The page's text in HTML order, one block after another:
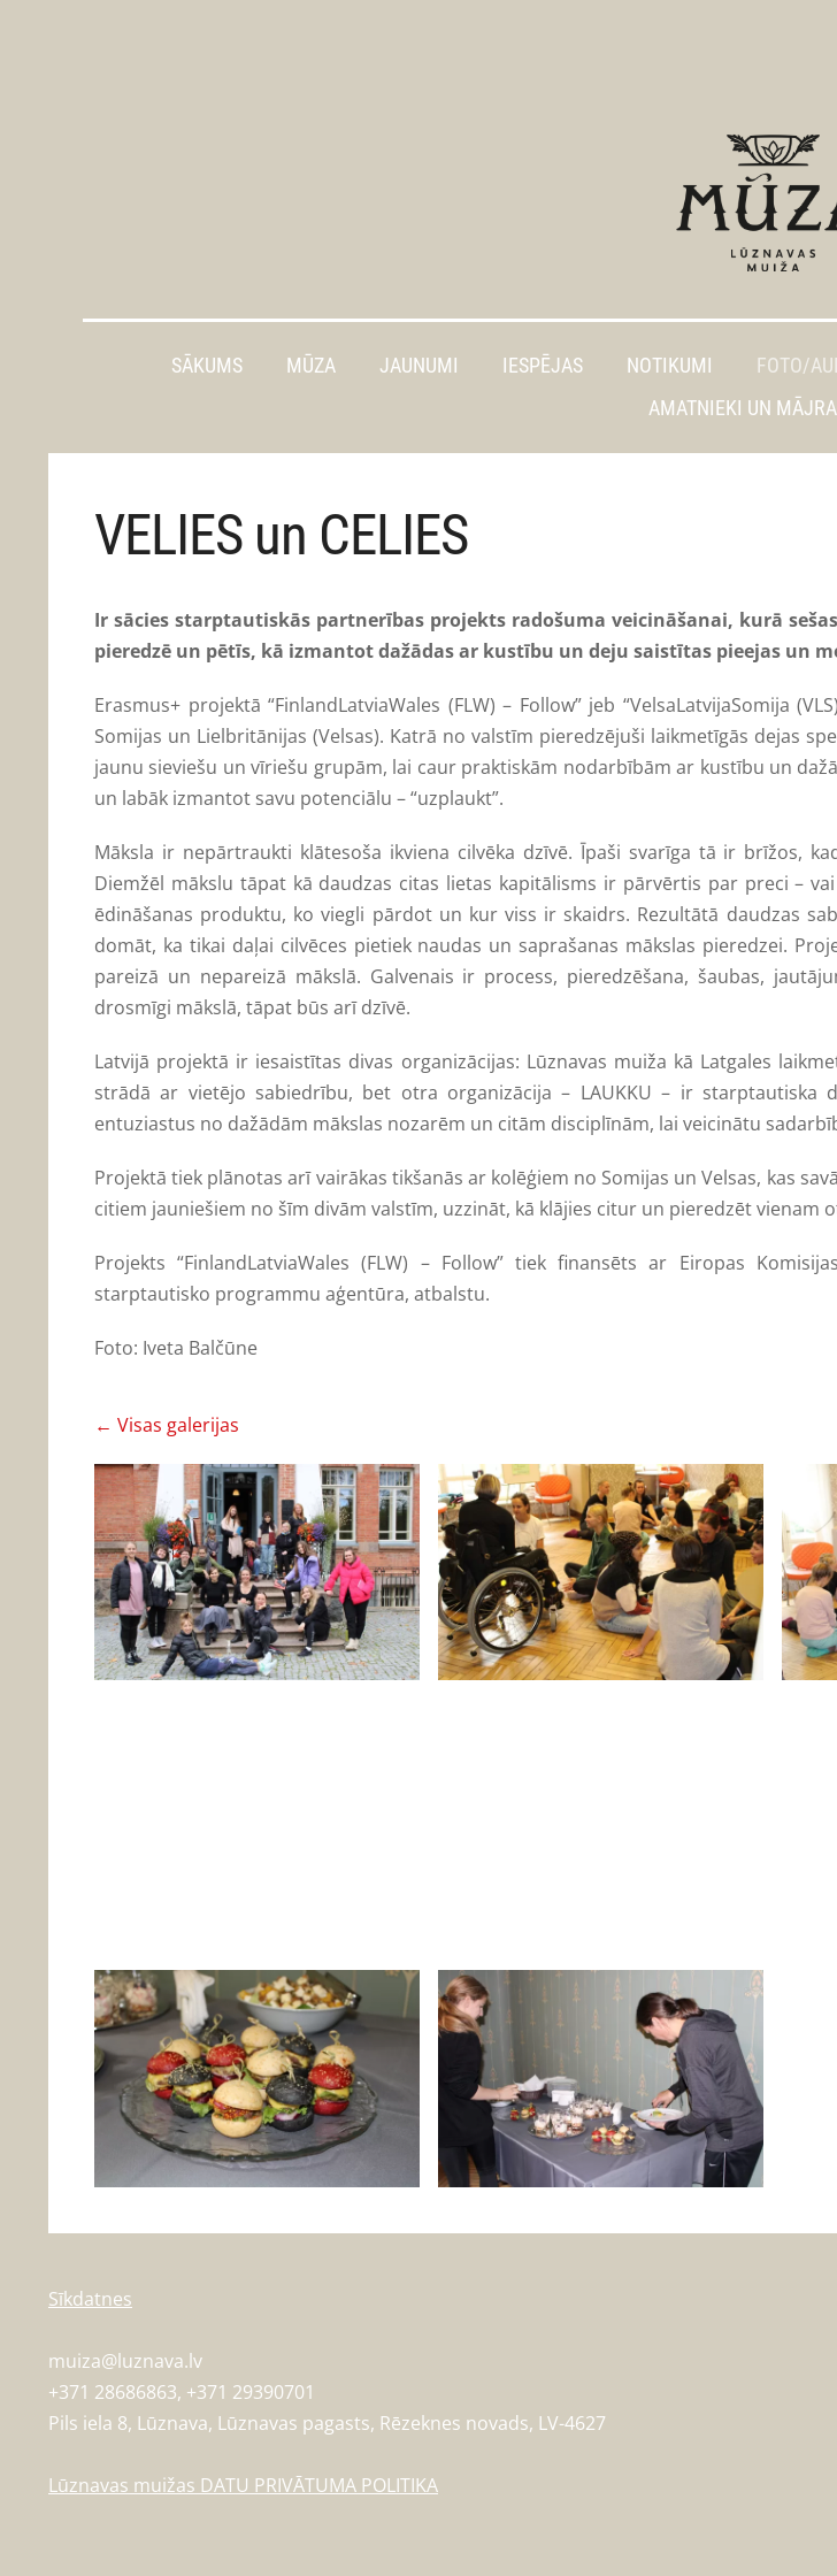
SĀKUMS MŪZA JAUNUMI IESPĒJAS NOTIKUMI FOTO/
AMATNIEKI UN
VELIES un CELIES
Ir sācies starptautiskās partnerības projekts radošuma veicināšanai, kurā
pieredzē un pētīs, kā izmantot dažādas ar kustību un deju saistītas pieejas un
Erasmus+ projektā “FinlandLatviaWales (FLW) – Follow” jeb “VelsaLatvijaSomija
Somijas un Lielbritānijas (Velsas). Katrā no valstīm pieredzējuši laikmetīgās dejas
jaunu sieviešu un vīriešu grupām, lai caur praktiskām nodarbībām ar kustību un
un labāk izmantot savu potenciālu – “uzplaukt”.
Māksla ir nepārtraukti klātesoša ikviena cilvēka dzīvē. Īpaši svarīga tā ir brīžos,
Diemžēl mākslu tāpat kā daudzas citas lietas kapitālisms ir pārvērtis par preci –
ēdināšanas produktu, ko viegli pārdot un kur viss ir skaidrs. Rezultātā daudzas
domāt, ka tikai daļai cilvēces pietiek naudas un saprašanas mākslas pieredzei.
pareizā un nepareizā mākslā. Galvenais ir process, pieredzēšana, šaubas,
drosmīgi mākslā, tāpat būs arī dzīvē.
Latvijā projektā ir iesaistītas divas organizācijas: Lūznavas muiža kā Latgales
strādā ar vietējo sabiedrību, bet otra organizācija – LAUKKU – ir
entuziastus no dažādām mākslas nozarēm un citām disciplīnām, lai veicinātu
Projektā tiek plānotas arī vairākas tikšanās ar kolēģiem no Somijas un Velsas, kas
citiem jauniešiem no šīm divām valstīm, uzzināt, kā klājies citur un pieredzēt vienam
Projekts “FinlandLatviaWales (FLW) – Follow” tiek finansēts ar Eiropas
starptautisko programmu aģentūra, atbalstu.
Foto: Iveta Balčūne
Visas galerijas
Sīkdatnes
muiza@luznava.lv
+371 28686863, +371 29390701
Pils iela 8, Lūznava, Lūznavas pagasts, Rēzeknes novads, LV-4627
Lūznavas muižas DATU PRIVĀTUMA POLITIKA